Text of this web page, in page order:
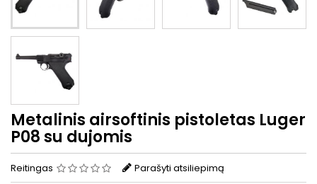
Metalinis airsoftinis pistoletas Luger
P08 su dujomis
Reitingas Parašyti atsiliepimą